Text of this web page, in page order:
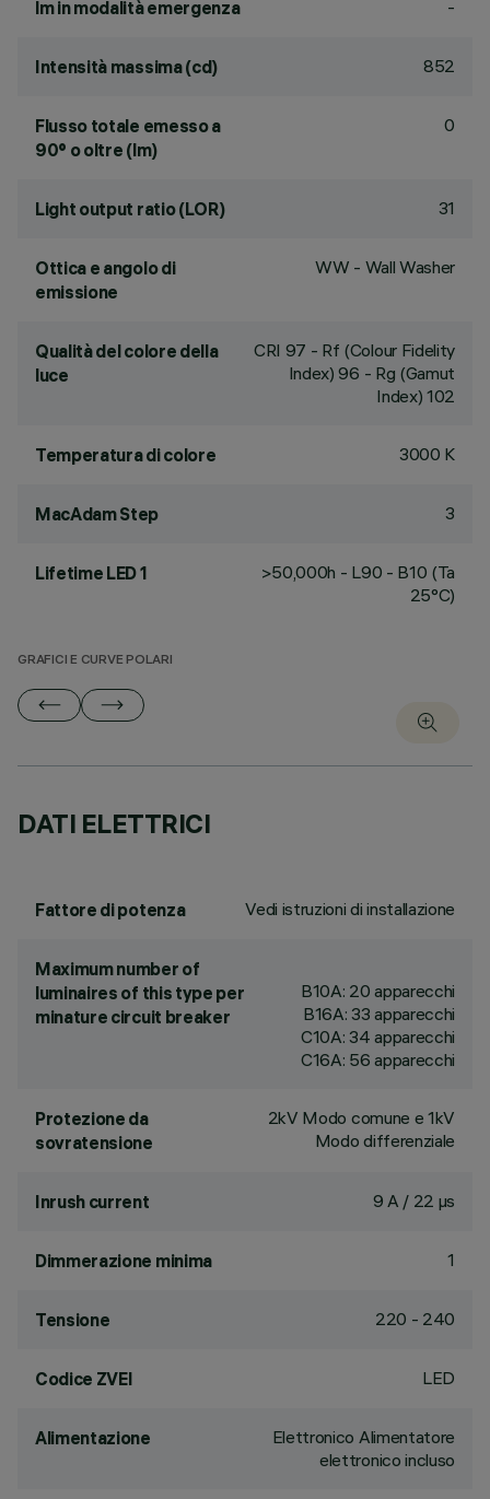
lm in modalità emergenza -
Intensità massima (cd) 852
Flusso totale emesso a
90° o oltre (lm)
0
Light output ratio (LOR) 31
Ottica e angolo di
emissione
WW - Wall Washer
Qualità del colore della
luce
CRI 97 - Rf (Colour Fidelity
Index) 96 - Rg (Gamut
Index) 102
Temperatura di colore 3000 K
MacAdam Step 3
Lifetime LED 1
>50,000h - L90 - B10 (Ta
25°C)
GRAFICI E CURVE POLARI
DATI ELETTRICI
Fattore di potenza Vedi istruzioni di installazione
Maximum number of
luminaires of this type per
minature circuit breaker
B10A: 20 apparecchi
B16A: 33 apparecchi
C10A: 34 apparecchi
C16A: 56 apparecchi
Protezione da
sovratensione
2kV Modo comune e 1kV
Modo differenziale
Inrush current 9 A / 22 µs
Dimmerazione minima 1
Tensione 220 - 240
Codice ZVEI LED
Alimentazione
Elettronico Alimentatore
elettronico incluso